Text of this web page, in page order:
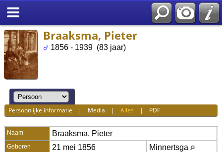
Braaksma, Pieter
1856 - 1939 (83 jaar)
Persoonlijke informatie | Media |Alles | PDF
Naam Braaksma, Pieter
Geboren 21 mei 1856 Minnertsga